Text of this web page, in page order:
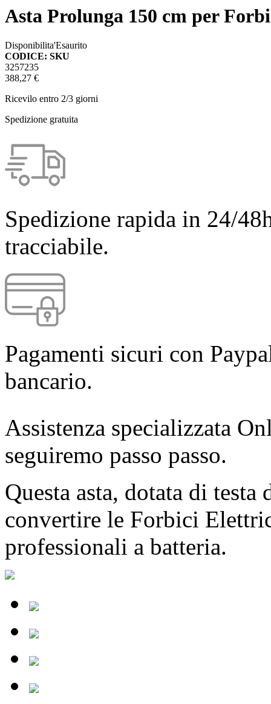
Asta Prolunga 150 cm per
Disponibilita'Esaurito
CODICE: SKU
3257235
388,27 €
Ricevilo entro 2/3 giorni
Spedizione gratuita
Spedizione rapida in 24/
tracciabile.
Pagamenti sicuri con
bancario.
Assistenza specializzata
seguiremo passo passo.
Questa asta, dotata di
convertire le Forbici
professionali a batteria.